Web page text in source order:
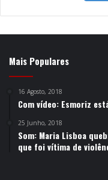
Mais Populares
16 Agosto, 2018
Com vídeo: Esmoriz
25 Junho, 2018
Som: Maria Lisboa
que foi vítima de